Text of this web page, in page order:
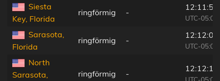
Siesta
Key, Florida
ringförmig -
12:11:58
UTC-05:00
Sarasota,
Florida
ringförmig -
12:12:06
UTC-05:00
North
Sarasota,
ringförmig -
12:12:11
UTC-05:00